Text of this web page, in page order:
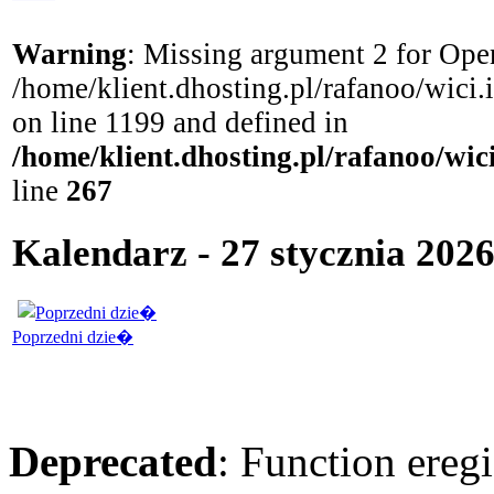
Warning: Missing argument 2 for
/home/klient.dhosting.pl/rafanoo/
on line 1199 and defined in
/home/klient.dhosting.pl/rafanoo/
line 267
Kalendarz - 27 stycznia
Poprzedni dzie�
Deprecated: Function